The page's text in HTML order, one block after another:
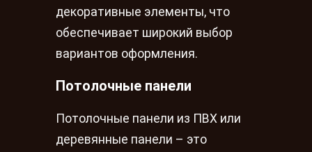
декоративные элементы, что
обеспечивает широкий выбор
вариантов оформления.
Потолочные панели
Потолочные панели из ПВХ или
деревянные панели – это